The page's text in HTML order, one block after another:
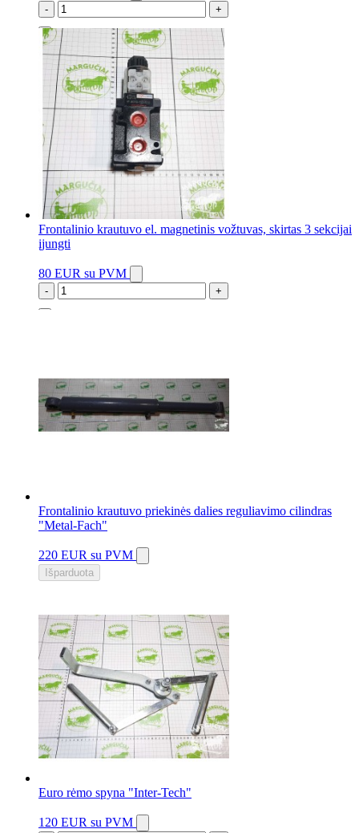
- +
2 vnt.
Frontalinio krautuvo el. magnetinis vožtuvas, skirtas 3 sekcijai
įjungti
80 EUR su PVM
- +
Frontalinio krautuvo priekinės dalies reguliavimo cilindras
"Metal-Fach"
220 EUR su PVM
Išparduota
Euro rėmo spyna "Inter-Tech"
120 EUR su PVM